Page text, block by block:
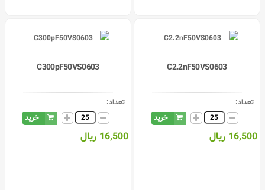
C2.2nF50VS0603
تعداد:
خرید
16,500 ریال
C300pF50VS0603
تعداد:
خرید
16,500 ریال